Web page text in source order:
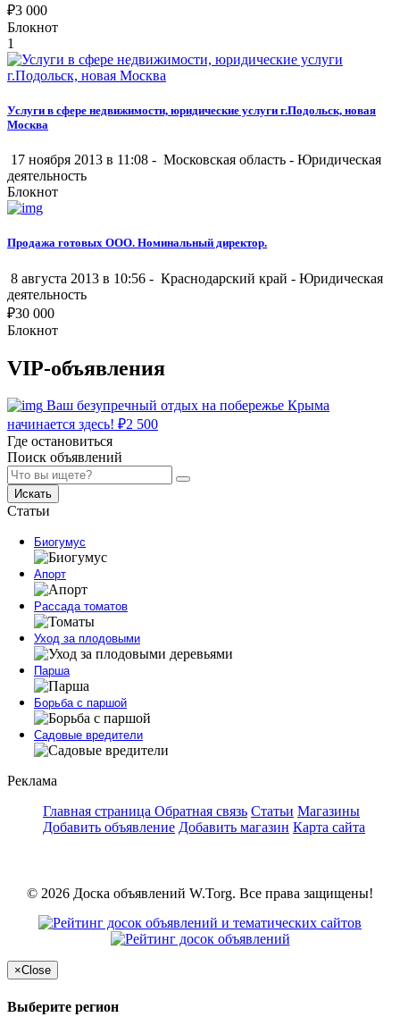
₽3 000
Блокнот
1
Услуги в сфере недвижимости, юридические услуги г.Подольск, новая
Москва
17 ноября 2013 в 11:08 - Московская область - Юридическая
деятельность
Блокнот
Продажа готовых ООО. Номинальный директор.
8 августа 2013 в 10:56 - Краснодарский край - Юридическая
деятельность
₽30 000
Блокнот
VIP-объявления
Ваш безупречный отдых на побережье Крыма
начинается здесь! ₽2 500
Где остановиться
Поиск объявлений
Искать
Статьи
Биогумус
Апорт
Рассада томатов
Уход за плодовыми
Парша
Борьба с паршой
Садовые вредители
Реклама
Главная страница Обратная связь Статьи Магазины
Добавить объявление Добавить магазин Карта сайта
© 2026 Доска объявлений W.Torg. Все права защищены!
×Close
Выберите регион